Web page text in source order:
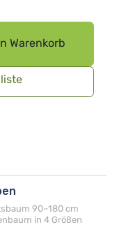
Warenkorb
90–180 cm
in 4 Größen